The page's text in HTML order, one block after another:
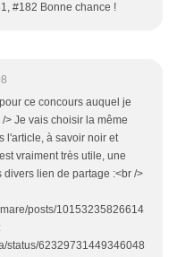
#182 Bonne chance !
ce concours auquel je
> Je vais choisir la même
l'article, à savoir noir et
vraiment très utile, une
divers lien de partage :<br />
posts/10153235826614
status/62329731449346048